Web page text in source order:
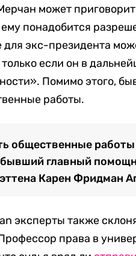
может
понадобится
для экс-президента
если он в
Помимо этого,
работы.
общественные
главный
Карен Фридман
эксперты также
права в